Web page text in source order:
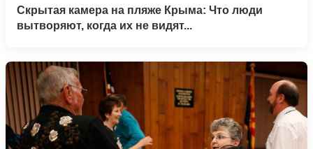
Скрытая камера на пляже Крыма: Что люди
вытворяют, когда их не видят...